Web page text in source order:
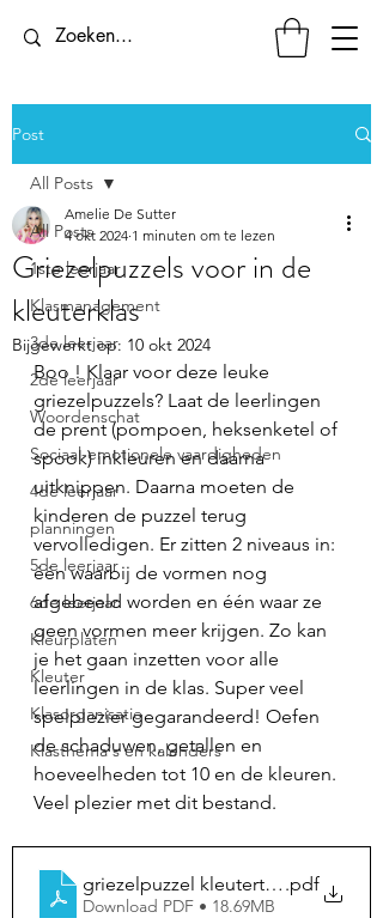
Post
All Posts
1ste leerjaar
Klasmanagement
3de leerjaar
2de leerjaar
Woordenschat
Sociaal-emotionele vaardigheden
4de leerjaar
planningen
5de leerjaar
6de leerjaar
Kleurplaten
Kleuter
Klasorganisatie
Klasthema's en kalenders
All Posts
Griezelpuzzels voor in de
kleuterklas
Amelie De Sutter
4 okt 2024 1 minuten om te lezen
Bijgewerkt op: 10 okt 2024
Boo ! Klaar voor deze leuke
griezelpuzzels? Laat de leerlingen
de prent (pompoen, heksenketel of
spook) inkleuren en daarna
uitknippen. Daarna moeten de
kinderen de puzzel terug
vervolledigen. Er zitten 2 niveaus in:
één waarbij de vormen nog
afgebeeld worden en één waar ze
geen vormen meer krijgen. Zo kan
je het gaan inzetten voor alle
leerlingen in de klas. Super veel
spelplezier gegarandeerd! Oefen
de schaduwen, getallen en
hoeveelheden tot 10 en de kleuren.
Veel plezier met dit bestand.
griezelpuzzel kleutertjes.pdf
Download PDF • 18.69MB